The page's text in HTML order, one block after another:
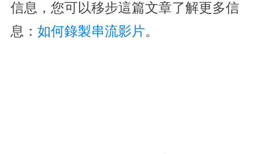
信息，您可以移步這篇文章了解更多信
息： 如何錄製串流影片。